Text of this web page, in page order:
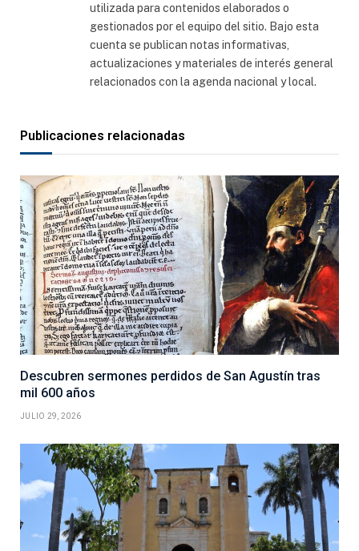
utilizada para contenidos elaborados o
gestionados por el equipo del sitio. Bajo esta
cuenta se publican notas informativas,
actualizaciones y materiales de interés general
relacionados con la agenda nacional y local.
Publicaciones relacionadas
Descubren sermones perdidos de San Agustín tras
mil 600 años
JULIO 29, 2026